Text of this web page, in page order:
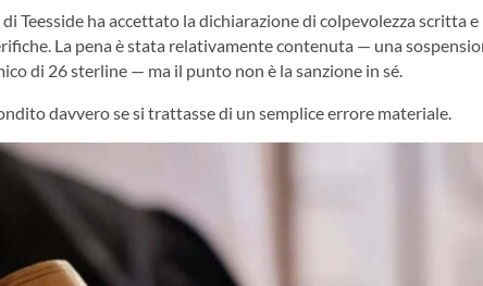
Teesside ha accettato la dichiarazione di colpevolezza scritta e
La pena è stata relativamente contenuta — una
di 26 sterline — ma il punto non è la sanzione in sé.
davvero se si trattasse di un semplice errore materiale.